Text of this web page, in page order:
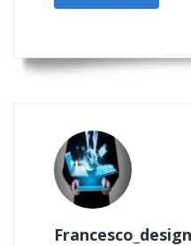
Francesco_design